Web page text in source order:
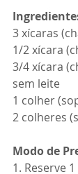
3 xícaras
1/2 xícara
3/4 xícara
sem leite
1 colher
2 colheres
Modo de
1. Reserve